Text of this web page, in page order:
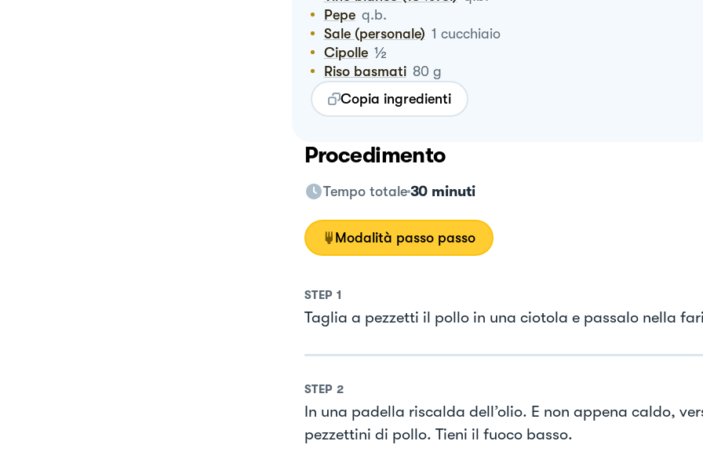
Pepe q.b.
Sale (personale) 1 cucchiaio
Cipolle ½
Riso basmati 80 g
Copia ingredienti
Procedimento
Tempo totale 30 minuti
Modalità passo passo
STEP 1
Taglia a pezzetti il pollo in una ciotola e passalo nella
STEP 2
In una padella riscalda dell’olio. E non appena caldo,
pezzettini di pollo. Tieni il fuoco basso.